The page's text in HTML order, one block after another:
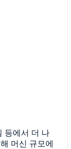
등에서 더 나
머신 규모에